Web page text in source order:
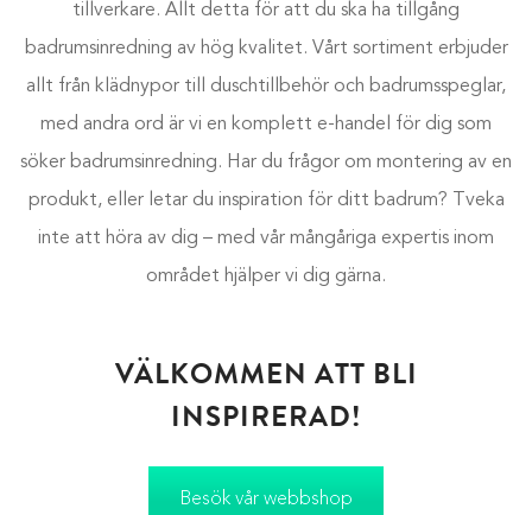
tillverkare. Allt detta för att du ska ha tillgång
badrumsinredning av hög kvalitet. Vårt sortiment erbjuder
allt från klädnypor till duschtillbehör och badrumsspeglar,
med andra ord är vi en komplett e-handel för dig som
söker badrumsinredning. Har du frågor om montering av en
produkt, eller letar du inspiration för ditt badrum? Tveka
inte att höra av dig – med vår mångåriga expertis inom
området hjälper vi dig gärna.
VÄLKOMMEN ATT BLI
INSPIRERAD!
Besök vår webbshop